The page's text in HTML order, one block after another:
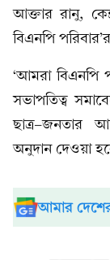
আক্তার রানু,
বিএনপি
‘আমরা বিএনপি
সভাপতিত্ব
ছাত্র-জনতার
অনুদান দেওয়া
আমার